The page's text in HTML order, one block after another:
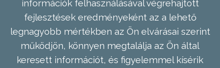
információk felhasználásával végrehajtott
fejlesztések eredményeként az a lehető
legnagyobb mértékben az Ön elvárásai szerint
működjön, könnyen megtalálja az Ön által
keresett információt, és figyelemmel kísérik